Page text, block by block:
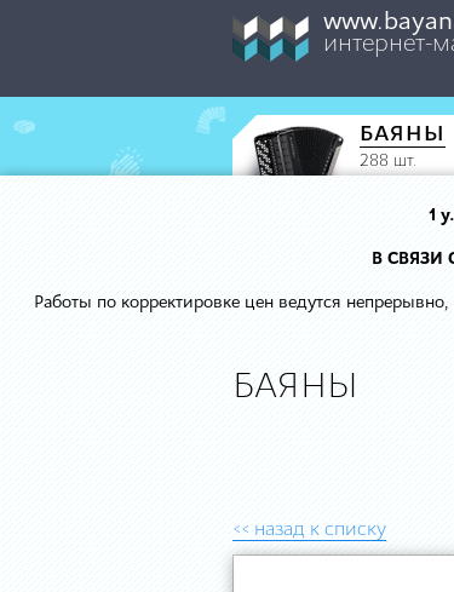
интернет-
БАЯНЫ
288 шт.
1
В СВЯЗИ
Работы по корректировке цен ведутся
БАЯНЫ
<< назад к списку